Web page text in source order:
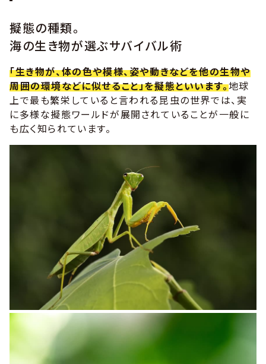
擬態の種類。
海の生き物が選ぶサバイバル術
「生き物が、体の色や模様、姿や動きなどを他の生物や
周囲の環境などに似せること」を擬態といいます。地球
上で最も繁栄していると言われる昆虫の世界では、実
に多様な擬態ワールドが展開されていることが一般に
も広く知られています。